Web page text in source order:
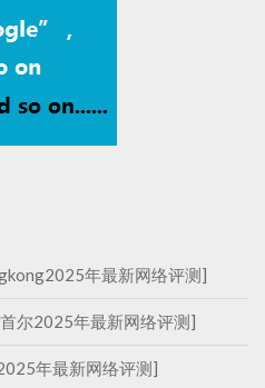
年最新网络评测]
尔2025年最新网络评测]
年最新网络评测]